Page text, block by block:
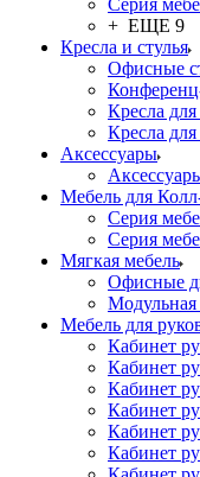
Серия
+ ЕЩЕ 9
Кресла и стулья
Офисные
Кресла
Кресла
Аксессуары
Мебель для
Серия
Серия
Мягкая мебель
Офисные
Модульная
Мебель для
Кабинет
Кабинет
Кабинет
Кабинет
Кабинет
Кабинет